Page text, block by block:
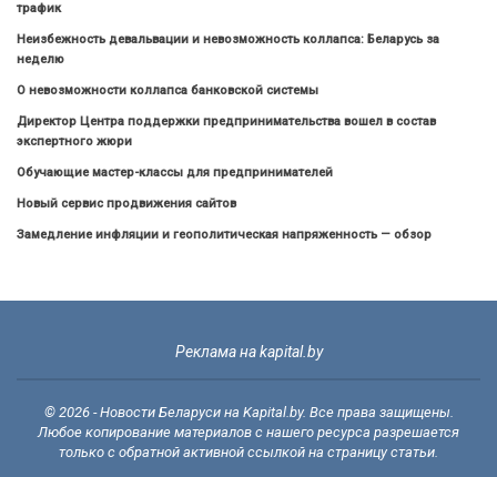
трафик
Неизбежность девальвации и невозможность коллапса: Беларусь за
неделю
О невозможности коллапса банковской системы
Директор Центра поддержки предпринимательства вошел в состав
экспертного жюри
Обучающие мастер-классы для предпринимателей
Новый сервис продвижения сайтов
Замедление инфляции и геополитическая напряженность — обзор
Реклама на kapital.by
© 2026 - Новости Беларуси на Kapital.by. Все права защищены.
Любое копирование материалов с нашего ресурса разрешается
только с обратной активной ссылкой на страницу статьи.